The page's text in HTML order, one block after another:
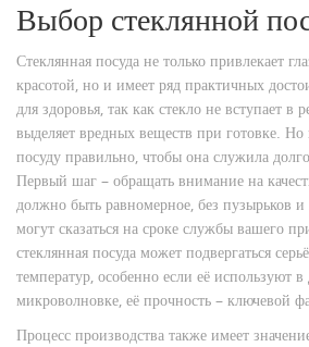
Выбор стеклянной
Стеклянная посуда не только привлекает
красотой, но и имеет ряд практичных
для здоровья, так как стекло не вступает
выделяет вредных веществ при готовке.
посуду правильно, чтобы она служила
Первый шаг – обращать внимание на
должно быть равномерное, без пузырьков
могут сказаться на сроке службы вашего
стеклянная посуда может подвергаться
температур, особенно если её используют
микроволновке, её прочность – ключевой
Процесс производства также имеет